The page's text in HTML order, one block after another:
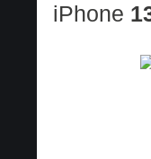
iPhone